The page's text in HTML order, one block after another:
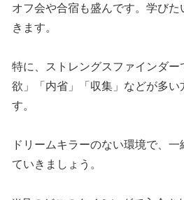
オフ会や合宿も盛んです。学び
きます。
特に、ストレングスファインダー
欲」「内省」「収集」などが多い
す。
ドリームキラーのない環境で、
ていきましょう。